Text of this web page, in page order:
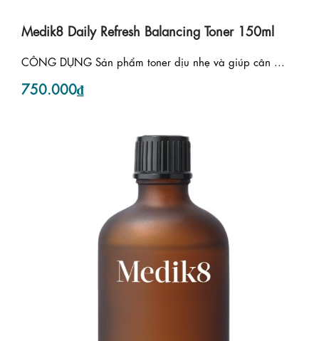
Medik8 Daily Refresh Balancing Toner 150ml
CÔNG DỤNG Sản phẩm toner dịu nhẹ và giúp cân ...
750.000₫